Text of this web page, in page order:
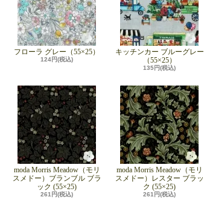
フローラ グレー（55×25）
124円(税込)
キッチンカー ブルーグレー
（55×25）
135円(税込)
moda Morris Meadow（モリ
スメドー）ブランブル ブラ
ック (55×25)
261円(税込)
moda Morris Meadow（モリ
スメドー）レスター ブラッ
ク (55×25)
261円(税込)